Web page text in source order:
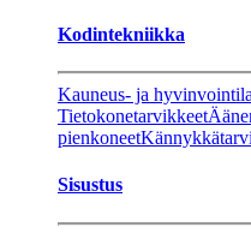
Kodintekniikka
Kauneus- ja
Tietokonetarvikkeet
pienkoneet
Sisustus